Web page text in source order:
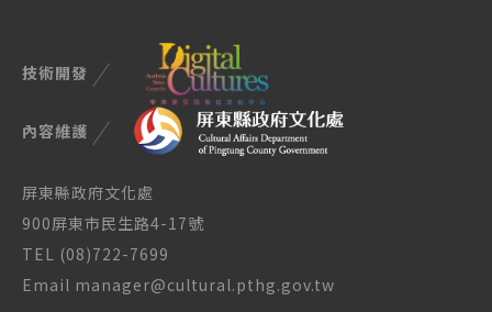
技術開發
內容維護
屏東縣政府文化處
900屏東市民生路4-17號
TEL (08)722-7699
Email manager@cultural.pthg.gov.tw